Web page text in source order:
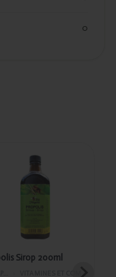
0
Sirop
Sirop 200ml
VITAMINES ET COMPLÉMENTS ALIMENTAIRES